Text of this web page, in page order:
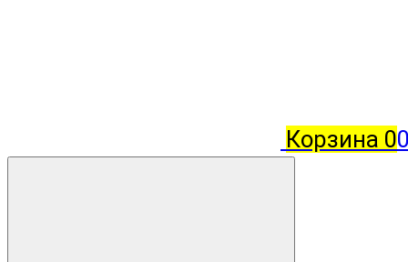
Корзина 0